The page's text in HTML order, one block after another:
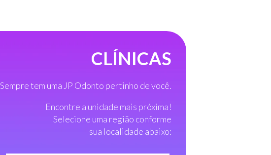
CLÍNICAS
Sempre tem uma JP Odonto pertinho de você.
Encontre a unidade mais próxima!
Selecione uma região conforme
sua localidade abaixo: